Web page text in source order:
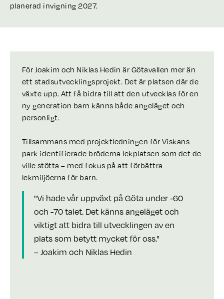
planerad invigning 2027.
För Joakim och Niklas Hedin är Götavallen mer än
ett stadsutvecklingsprojekt. Det är platsen där de
växte upp. Att få bidra till att den utvecklas för en
ny generation barn känns både angeläget och
personligt.
Tillsammans med projektledningen för Viskans
park identifierade bröderna lekplatsen som det de
ville stötta – med fokus på att förbättra
lekmiljöerna för barn.
"Vi hade vår uppväxt på Göta under -60
och -70 talet. Det känns angeläget och
viktigt att bidra till utvecklingen av en
plats som betytt mycket för oss."
– Joakim och Niklas Hedin